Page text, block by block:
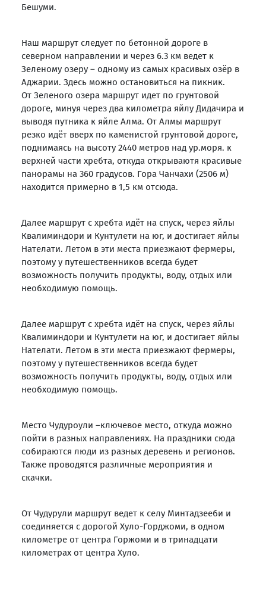
Бешуми.
Наш маршрут следует по бетонной дороге в
северном направлении и через 6.3 км ведет к
Зеленому озеру – одному из самых красивых озёр в
Аджарии. Здесь можно остановиться на пикник.
От Зеленого озера маршрут идет по грунтовой
дороге, минуя через два километра яйлу Дидачира и
выводя путника к яйле Алма. От Алмы маршрут
резко идёт вверх по каменистой грунтовой дороге,
поднимаясь на высоту 2440 метров над ур.моря. к
верхней части хребта, откуда открываютя красивые
панорамы на 360 градусов. Гора Чанчахи (2506 м)
находится примерно в 1,5 км отсюда.
Далее маршрут с хребта идёт на спуск, через яйлы
Квалиминдори и Кунтулети на юг, и достигает яйлы
Нателати. Летом в эти места приезжают фермеры,
поэтому у путешественников всегда будет
возможность получить продукты, воду, отдых или
необходимую помощь.
Далее маршрут с хребта идёт на спуск, через яйлы
Квалиминдори и Кунтулети на юг, и достигает яйлы
Нателати. Летом в эти места приезжают фермеры,
поэтому у путешественников всегда будет
возможность получить продукты, воду, отдых или
необходимую помощь.
Место Чудуроули –ключевое место, откуда можно
пойти в разных направлениях. На праздники сюда
собираются люди из разных деревень и регионов.
Также проводятся различные мероприятия и
скачки.
От Чудурули маршрут ведет к селу Минтадзееби и
соединяется с дорогой Хуло-Горджоми, в одном
километре от центра Горжоми и в тринадцати
километрах от центра Хуло.